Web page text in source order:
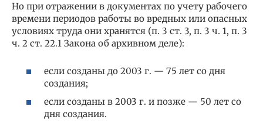
Но при отражении в документах по учету рабочего
времени периодов работы во вредных или опасных
условиях труда они хранятся (п. 3 ст. 3, п. 3 ч. 1, п. 3
ч. 2 ст. 22.1 Закона об архивном деле):
если созданы до 2003 г. — 75 лет со дня
создания;
если созданы в 2003 г. и позже — 50 лет со
дня создания.